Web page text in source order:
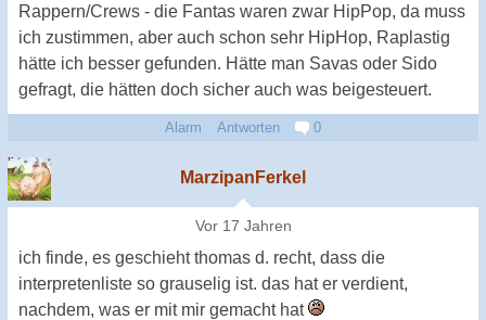
Rappern/Crews - die Fantas waren zwar HipPop, da muss
ich zustimmen, aber auch schon sehr HipHop, Raplastig
hätte ich besser gefunden. Hätte man Savas oder Sido
gefragt, die hätten doch sicher auch was beigesteuert.
Alarm Antworten 0
MarzipanFerkel
Vor 17 Jahren
ich finde, es geschieht thomas d. recht, dass die
interpretenliste so grauselig ist. das hat er verdient,
nachdem, was er mit mir gemacht hat